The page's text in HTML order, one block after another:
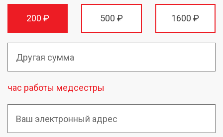
200 ₽ 500 ₽ 1600 ₽
час работы медсестры